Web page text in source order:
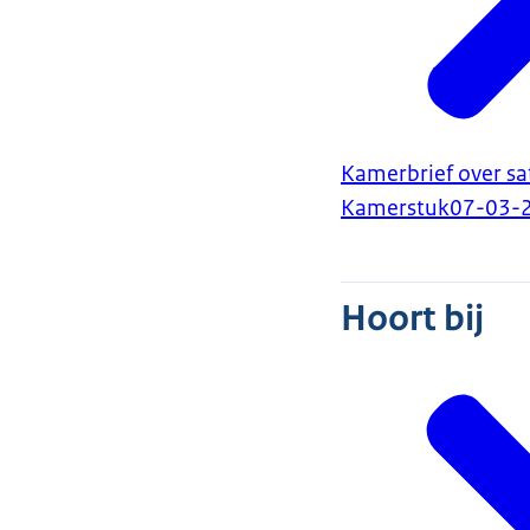
Kamerbrief over
Kamerstuk07-03-
Hoort bij